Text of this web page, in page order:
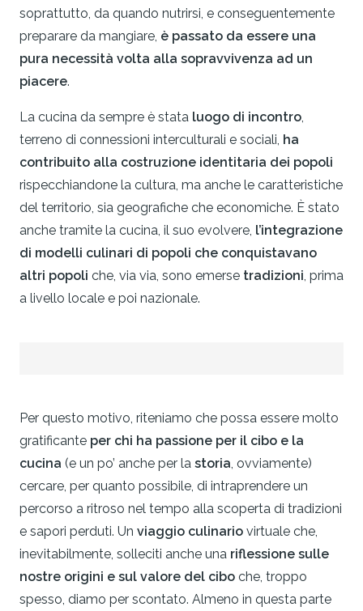
soprattutto, da quando nutrirsi, e conseguentemente
preparare da mangiare, è passato da essere una
pura necessità volta alla sopravvivenza ad un
piacere.
La cucina da sempre è stata luogo di incontro,
terreno di connessioni interculturali e sociali, ha
contribuito alla costruzione identitaria dei popoli
rispecchiandone la cultura, ma anche le caratteristiche
del territorio, sia geografiche che economiche. È stato
anche tramite la cucina, il suo evolvere, l’integrazione
di modelli culinari di popoli che conquistavano
altri popoli che, via via, sono emerse tradizioni, prima
a livello locale e poi nazionale.
Per questo motivo, riteniamo che possa essere molto
gratificante per chi ha passione per il cibo e la
cucina (e un po’ anche per la storia, ovviamente)
cercare, per quanto possibile, di intraprendere un
percorso a ritroso nel tempo alla scoperta di tradizioni
e sapori perduti. Un viaggio culinario virtuale che,
inevitabilmente, solleciti anche una riflessione sulle
nostre origini e sul valore del cibo che, troppo
spesso, diamo per scontato. Almeno in questa parte